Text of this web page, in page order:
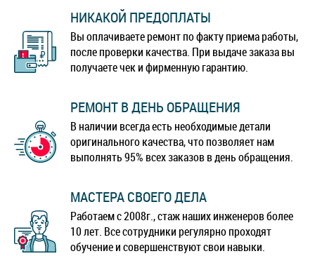
НИКАКОЙ ПРЕДОПЛАТЫ
Вы оплачиваете ремонт по факту приема работы,
после проверки качества. При выдаче заказа вы
получаете чек и фирменную гарантию.
РЕМОНТ В ДЕНЬ ОБРАЩЕНИЯ
В наличии всегда есть необходимые детали
оригинального качества, что позволяет нам
выполнять 95% всех заказов в день обращения.
МАСТЕРА СВОЕГО ДЕЛА
Работаем с 2008г., стаж наших инженеров более
10 лет. Все сотрудники регулярно проходят
обучение и совершенствуют свои навыки.